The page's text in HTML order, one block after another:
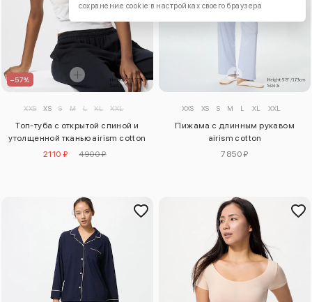
–57%
XXS XS S M L XL XXL
Топ-туба с открытой спиной и
утолщенной тканью airism cotton
2110 ₽
4900 ₽
XXS XS S M L XL XXL
Пижама с длинным рукавом
airism cotton
7850 ₽
сохранение cookie в настройках своего браузера